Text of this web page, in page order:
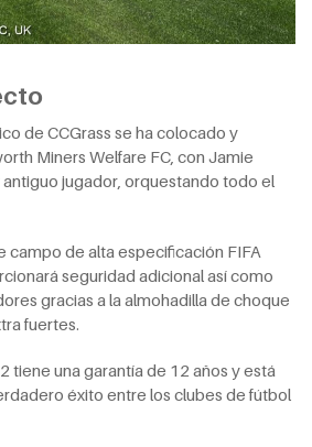
de CCGrass se ha colocado y
Miners Welfare FC, con Jamie
jugador, orquestando todo el
campo de alta especificación FIFA
seguridad adicional así como
gracias a la almohadilla de choque
fuertes.
tiene una garantía de 12 años y está
éxito entre los clubes de fútbol